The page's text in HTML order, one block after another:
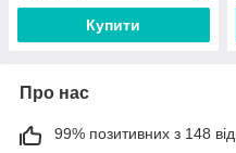
Купити
Про нас
99% позитивних з 148